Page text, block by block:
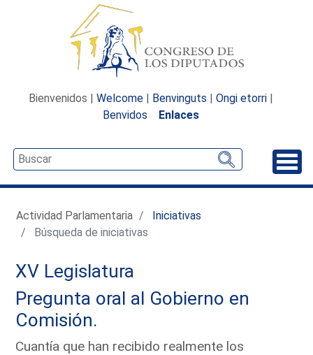
Bienvenidos | Welcome | Benvinguts | Ongi etorri |
Benvidos
Enlaces
Actividad Parlamentaria
Iniciativas
Búsqueda de iniciativas
XV Legislatura
Pregunta oral al Gobierno en
Comisión.
Cuantía que han recibido realmente los